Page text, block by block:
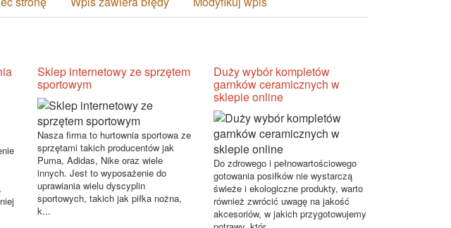
Sklep internetowy ze sprzętem
sportowym
Nasza firma to hurtownia sportowa ze
sprzętami takich producentów jak
Puma, Adidas, Nike oraz wiele
innych. Jest to wyposażenie do
uprawiania wielu dyscyplin
sportowych, takich jak piłka nożna,
k...
Duży wybór kompletów
garnków ceramicznych w
sklepie online
Do zdrowego i pełnowartościowego
gotowania posiłków nie wystarczą
świeże i ekologiczne produkty, warto
również zwrócić uwagę na jakość
akcesoriów, w jakich przygotowujemy